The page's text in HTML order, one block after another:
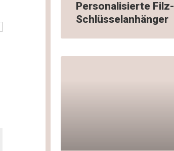
Personalisierte Filz-
Schlüsselanhänger